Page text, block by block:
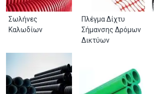
Σωλήνες
Καλωδίων
Πλέγμα Δίχτυ
Σήμανσης Δρόμων
Δικτύων